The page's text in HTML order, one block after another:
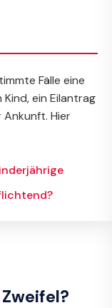
Fälle eine
ein Eilantrag
Hier